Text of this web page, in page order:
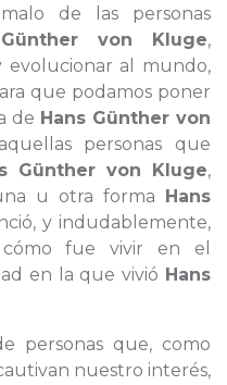
de las personas
von Kluge,
evolucionar al mundo,
que podamos poner
de Hans Günther von
personas que
Günther von Kluge,
u otra forma Hans
y indudablemente,
fue vivir en el
en la que vivió Hans
personas que, como
nuestro interés,